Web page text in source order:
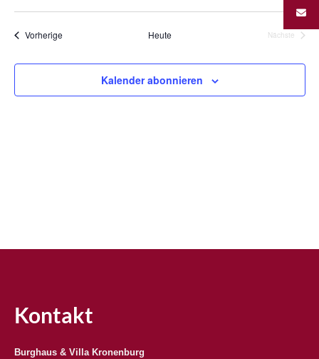
VorherigeVeranstaltungen Heute
Nächste
Kalender abonnieren
Kontakt
Burghaus & Villa Kronenburg